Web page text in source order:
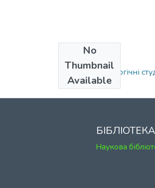
No
Thumbnail
Available
Collections
Вип. 45. Археологічні
Наукова